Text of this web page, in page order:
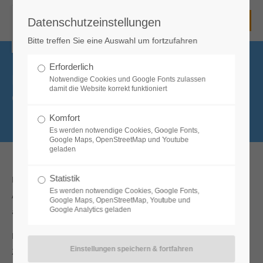
Unsere Schule
Gesamtschule
mit Mittelschule, Realschule und Gymnasium
mit einer Schulleitung und
mit enger Zusammenarbeit gerade auch zwischen den
Schularten
Kontakt zu unserer Schule
Senefelder-Schule Treuchtlingen
Staatliche kooperative Gesamtschule
Bgm.-Döbler-Allee 3
91757 Treuchtlingen
BERUFSORIENTIERUNG AM
GYMNASIUM |
Die Senefelder-Schule hat in den vergangenen Jahren ihre
Angebote zur Studien- und Berufsorientierung am Gymnasium
ausgebaut. Das Leitfach ist das Fach „Wirtschaft und Recht“.
Den Schülern werden an der Senefelder-Schule in
Zusammenarbeit mit der heimischen Wirtschaft zum Beispiel
Datenschutzeinstellungen
Bitte treffen Sie eine Auswahl um fortzufahren
Erforderlich
Notwendige Cookies und Google Fonts zulassen
damit die Website korrekt funktioniert
Komfort
Es werden notwendige Cookies, Google Fonts,
Google Maps, OpenStreetMap und Youtube
geladen
Statistik
Es werden notwendige Cookies, Google Fonts,
Google Maps, OpenStreetMap, Youtube und
Google Analytics geladen